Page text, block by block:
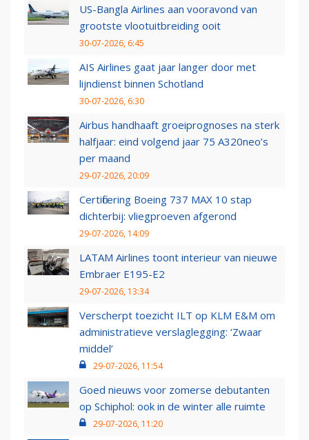
US-Bangla Airlines aan vooravond van
grootste vlootuitbreiding ooit
30-07-2026, 6:45
AIS Airlines gaat jaar langer door met
lijndienst binnen Schotland
30-07-2026, 6:30
Airbus handhaaft groeiprognoses na sterk
halfjaar: eind volgend jaar 75 A320neo’s
per maand
29-07-2026, 20:09
Certificering Boeing 737 MAX 10 stap
dichterbij: vliegproeven afgerond
29-07-2026, 14:09
LATAM Airlines toont interieur van nieuwe
Embraer E195-E2
29-07-2026, 13:34
Verscherpt toezicht ILT op KLM E&M om
administratieve verslaglegging: ‘Zwaar
middel’
29-07-2026, 11:54
Goed nieuws voor zomerse debutanten
op Schiphol: ook in de winter alle ruimte
29-07-2026, 11:20